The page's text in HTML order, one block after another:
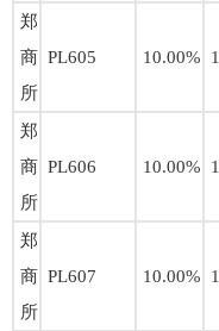
郑
商
所
PL605 10.00%
郑
商
所
PL606 10.00%
郑
商
所
PL607 10.00%